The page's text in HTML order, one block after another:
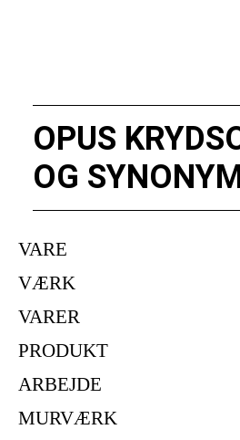
OPUS
OG
VARE
VÆRK
VARER
PRODUKT
ARBEJDE
MURVÆRK